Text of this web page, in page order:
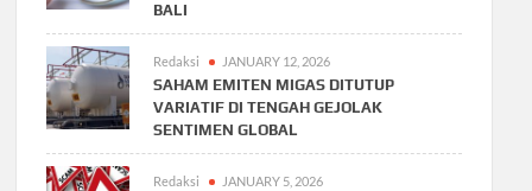
BALI
Redaksi JANUARY 12, 2026
SAHAM EMITEN MIGAS DITUTUP
VARIATIF DI TENGAH GEJOLAK
SENTIMEN GLOBAL
Redaksi JANUARY 5, 2026